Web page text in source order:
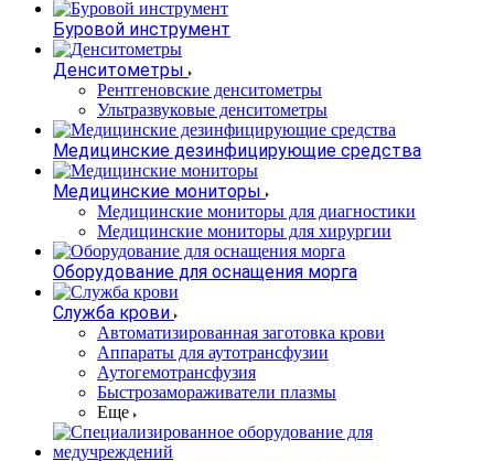
Буровой инструмент
Денситометры
Рентгеновские денситометры
Ультразвуковые денситометры
Медицинские дезинфицирующие средства
Медицинские мониторы
Медицинские мониторы для диагностики
Медицинские мониторы для хирургии
Оборудование для оснащения морга
Служба крови
Автоматизированная заготовка крови
Аппараты для аутотрансфузии
Аутогемотрансфузия
Быстрозамораживатели плазмы
Еще